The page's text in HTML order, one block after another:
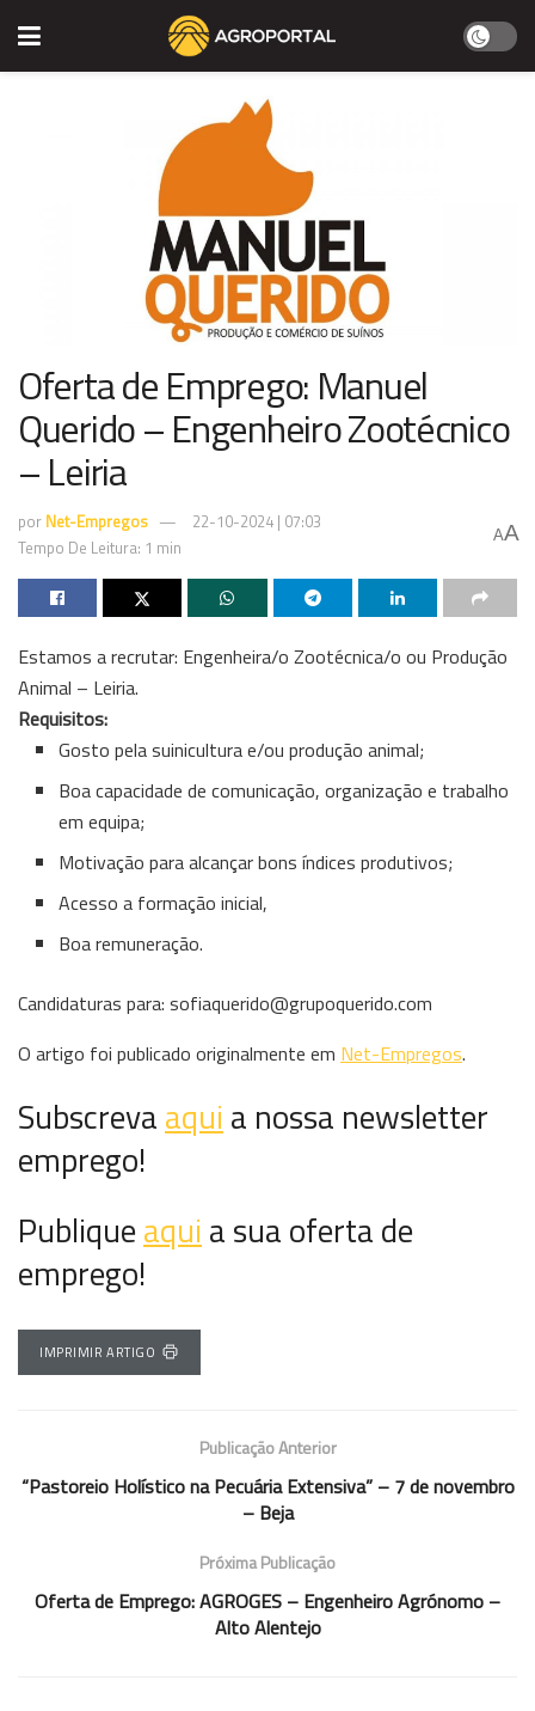
Oferta de Emprego: Manuel
Querido – Engenheiro Zootécnico
– Leiria
por Net-Empregos
22-10-2024 | 07:03
Tempo De Leitura: 1 min
AA
Estamos a recrutar: Engenheira/o Zootécnica/o ou Produção
Animal – Leiria.
Requisitos:
Gosto pela suinicultura e/ou produção animal;
Boa capacidade de comunicação, organização e trabalho
em equipa;
Motivação para alcançar bons índices produtivos;
Acesso a formação inicial,
Boa remuneração.
Candidaturas para: sofiaquerido@grupoquerido.com
O artigo foi publicado originalmente em Net-Empregos.
Subscrevaaquia nossa newsletter
emprego!
Publiqueaqui a sua oferta de
emprego!
IMPRIMIR ARTIGO
Publicação Anterior
“Pastoreio Holístico na Pecuária Extensiva” – 7 de novembro
– Beja
Próxima Publicação
Oferta de Emprego: AGROGES – Engenheiro Agrónomo –
Alto Alentejo